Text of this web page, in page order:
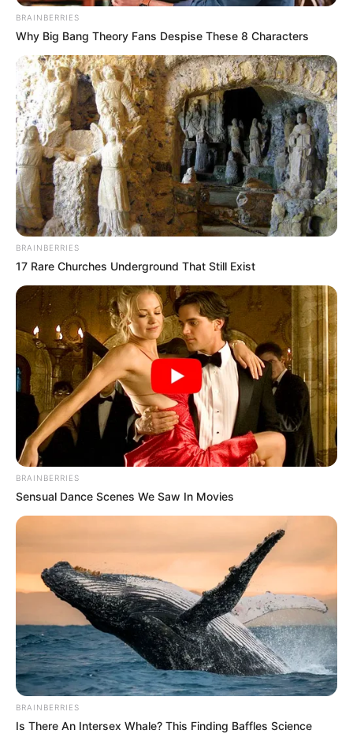
BRAINBERRIES
Why Big Bang Theory Fans Despise These 8 Characters
BRAINBERRIES
17 Rare Churches Underground That Still Exist
BRAINBERRIES
Sensual Dance Scenes We Saw In Movies
BRAINBERRIES
Is There An Intersex Whale? This Finding Baffles Science